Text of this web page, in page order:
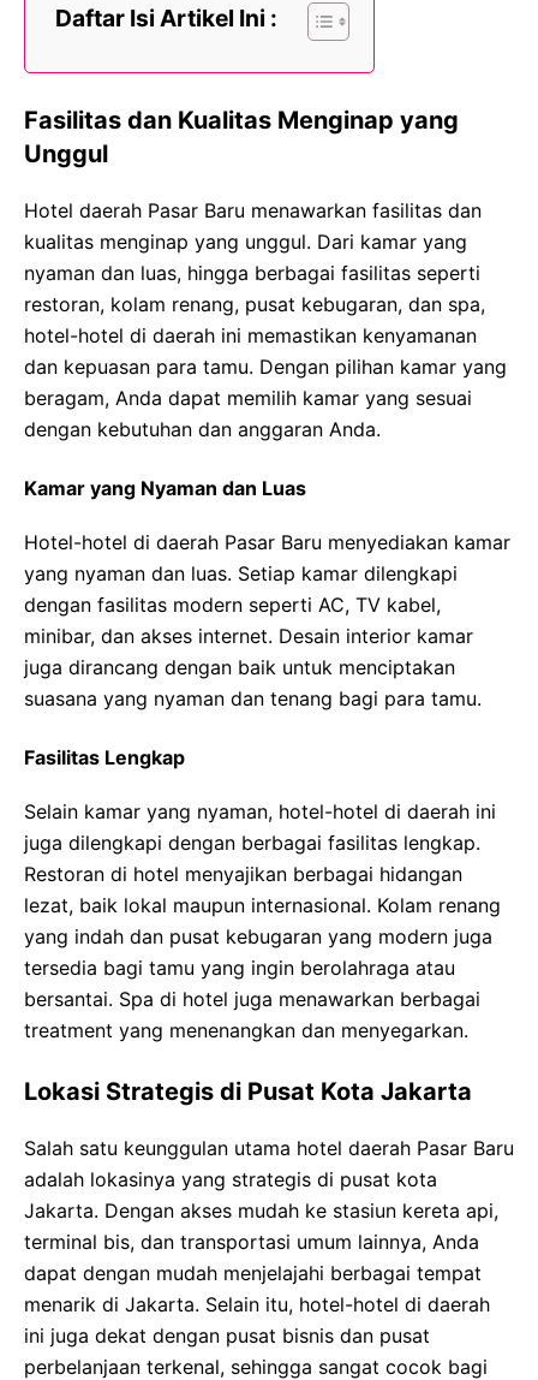
Daftar Isi Artikel Ini :
Fasilitas dan Kualitas Menginap yang
Unggul
Hotel daerah Pasar Baru menawarkan fasilitas dan
kualitas menginap yang unggul. Dari kamar yang
nyaman dan luas, hingga berbagai fasilitas seperti
restoran, kolam renang, pusat kebugaran, dan spa,
hotel-hotel di daerah ini memastikan kenyamanan
dan kepuasan para tamu. Dengan pilihan kamar yang
beragam, Anda dapat memilih kamar yang sesuai
dengan kebutuhan dan anggaran Anda.
Kamar yang Nyaman dan Luas
Hotel-hotel di daerah Pasar Baru menyediakan kamar
yang nyaman dan luas. Setiap kamar dilengkapi
dengan fasilitas modern seperti AC, TV kabel,
minibar, dan akses internet. Desain interior kamar
juga dirancang dengan baik untuk menciptakan
suasana yang nyaman dan tenang bagi para tamu.
Fasilitas Lengkap
Selain kamar yang nyaman, hotel-hotel di daerah ini
juga dilengkapi dengan berbagai fasilitas lengkap.
Restoran di hotel menyajikan berbagai hidangan
lezat, baik lokal maupun internasional. Kolam renang
yang indah dan pusat kebugaran yang modern juga
tersedia bagi tamu yang ingin berolahraga atau
bersantai. Spa di hotel juga menawarkan berbagai
treatment yang menenangkan dan menyegarkan.
Lokasi Strategis di Pusat Kota Jakarta
Salah satu keunggulan utama hotel daerah Pasar Baru
adalah lokasinya yang strategis di pusat kota
Jakarta. Dengan akses mudah ke stasiun kereta api,
terminal bis, dan transportasi umum lainnya, Anda
dapat dengan mudah menjelajahi berbagai tempat
menarik di Jakarta. Selain itu, hotel-hotel di daerah
ini juga dekat dengan pusat bisnis dan pusat
perbelanjaan terkenal, sehingga sangat cocok bagi